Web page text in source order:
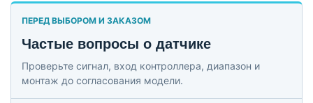
ПЕРЕД ВЫБОРОМ И ЗАКАЗОМ
Частые вопросы о датчике
Проверьте сигнал, вход контроллера, диапазон и
монтаж до согласования модели.